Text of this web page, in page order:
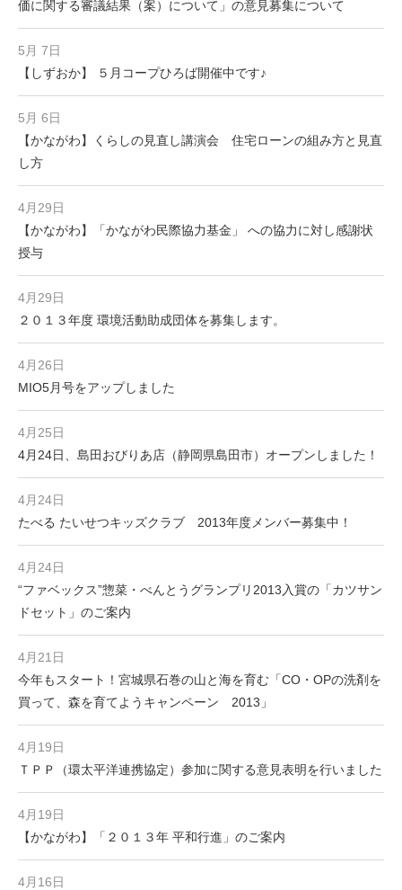
価に関する審議結果（案）について」の意見募集について
5月 7日
【しずおか】 ５月コープひろば開催中です♪
5月 6日
【かながわ】くらしの見直し講演会 住宅ローンの組み方と見直
し方
4月29日
【かながわ】「かながわ民際協力基金」 への協力に対し感謝状
授与
4月29日
２０１３年度 環境活動助成団体を募集します。
4月26日
MIO5月号をアップしました
4月25日
4月24日、島田おびりあ店（静岡県島田市）オープンしました！
4月24日
たべる たいせつキッズクラブ 2013年度メンバー募集中！
4月24日
“ファベックス”惣菜・べんとうグランプリ2013入賞の「カツサン
ドセット」のご案内
4月21日
今年もスタート！宮城県石巻の山と海を育む「CO・OPの洗剤を
買って、森を育てようキャンペーン 2013」
4月19日
ＴＰＰ（環太平洋連携協定）参加に関する意見表明を行いました
4月19日
【かながわ】「２０１３年 平和行進」のご案内
4月16日